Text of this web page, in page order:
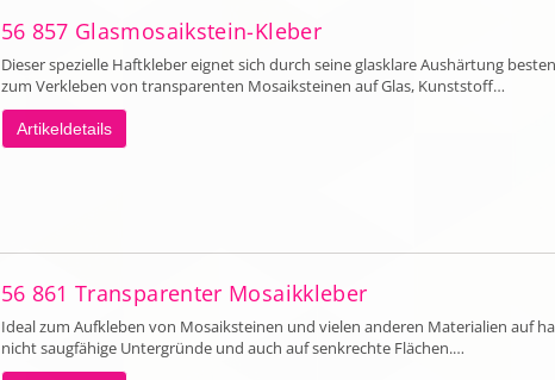
56 857 Glasmosaikstein-Kleber
Dieser spezielle Haftkleber eignet sich durch seine glasklare Aushärtung
zum Verkleben von transparenten Mosaiksteinen auf Glas, Kunststoff…
Artikeldetails
56 861 Transparenter Mosaikkleber
Ideal zum Aufkleben von Mosaiksteinen und vielen anderen Materialien auf
nicht saugfähige Untergründe und auch auf senkrechte Flächen.…